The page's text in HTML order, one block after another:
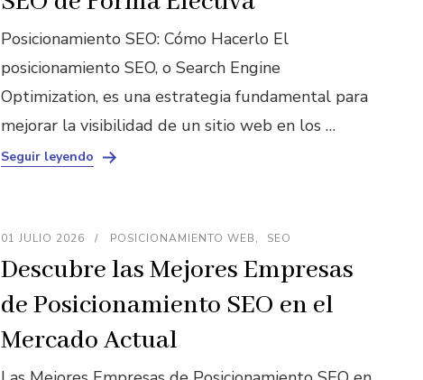
Posicionamiento SEO: Cómo Hacerlo El
posicionamiento SEO, o Search Engine
Optimization, es una estrategia fundamental para
mejorar la visibilidad de un sitio web en los …
Seguir leyendo
01 JULIO 2026 POSICIONAMIENTO WEB SEO
Descubre las Mejores Empresas
de Posicionamiento SEO en el
Mercado Actual